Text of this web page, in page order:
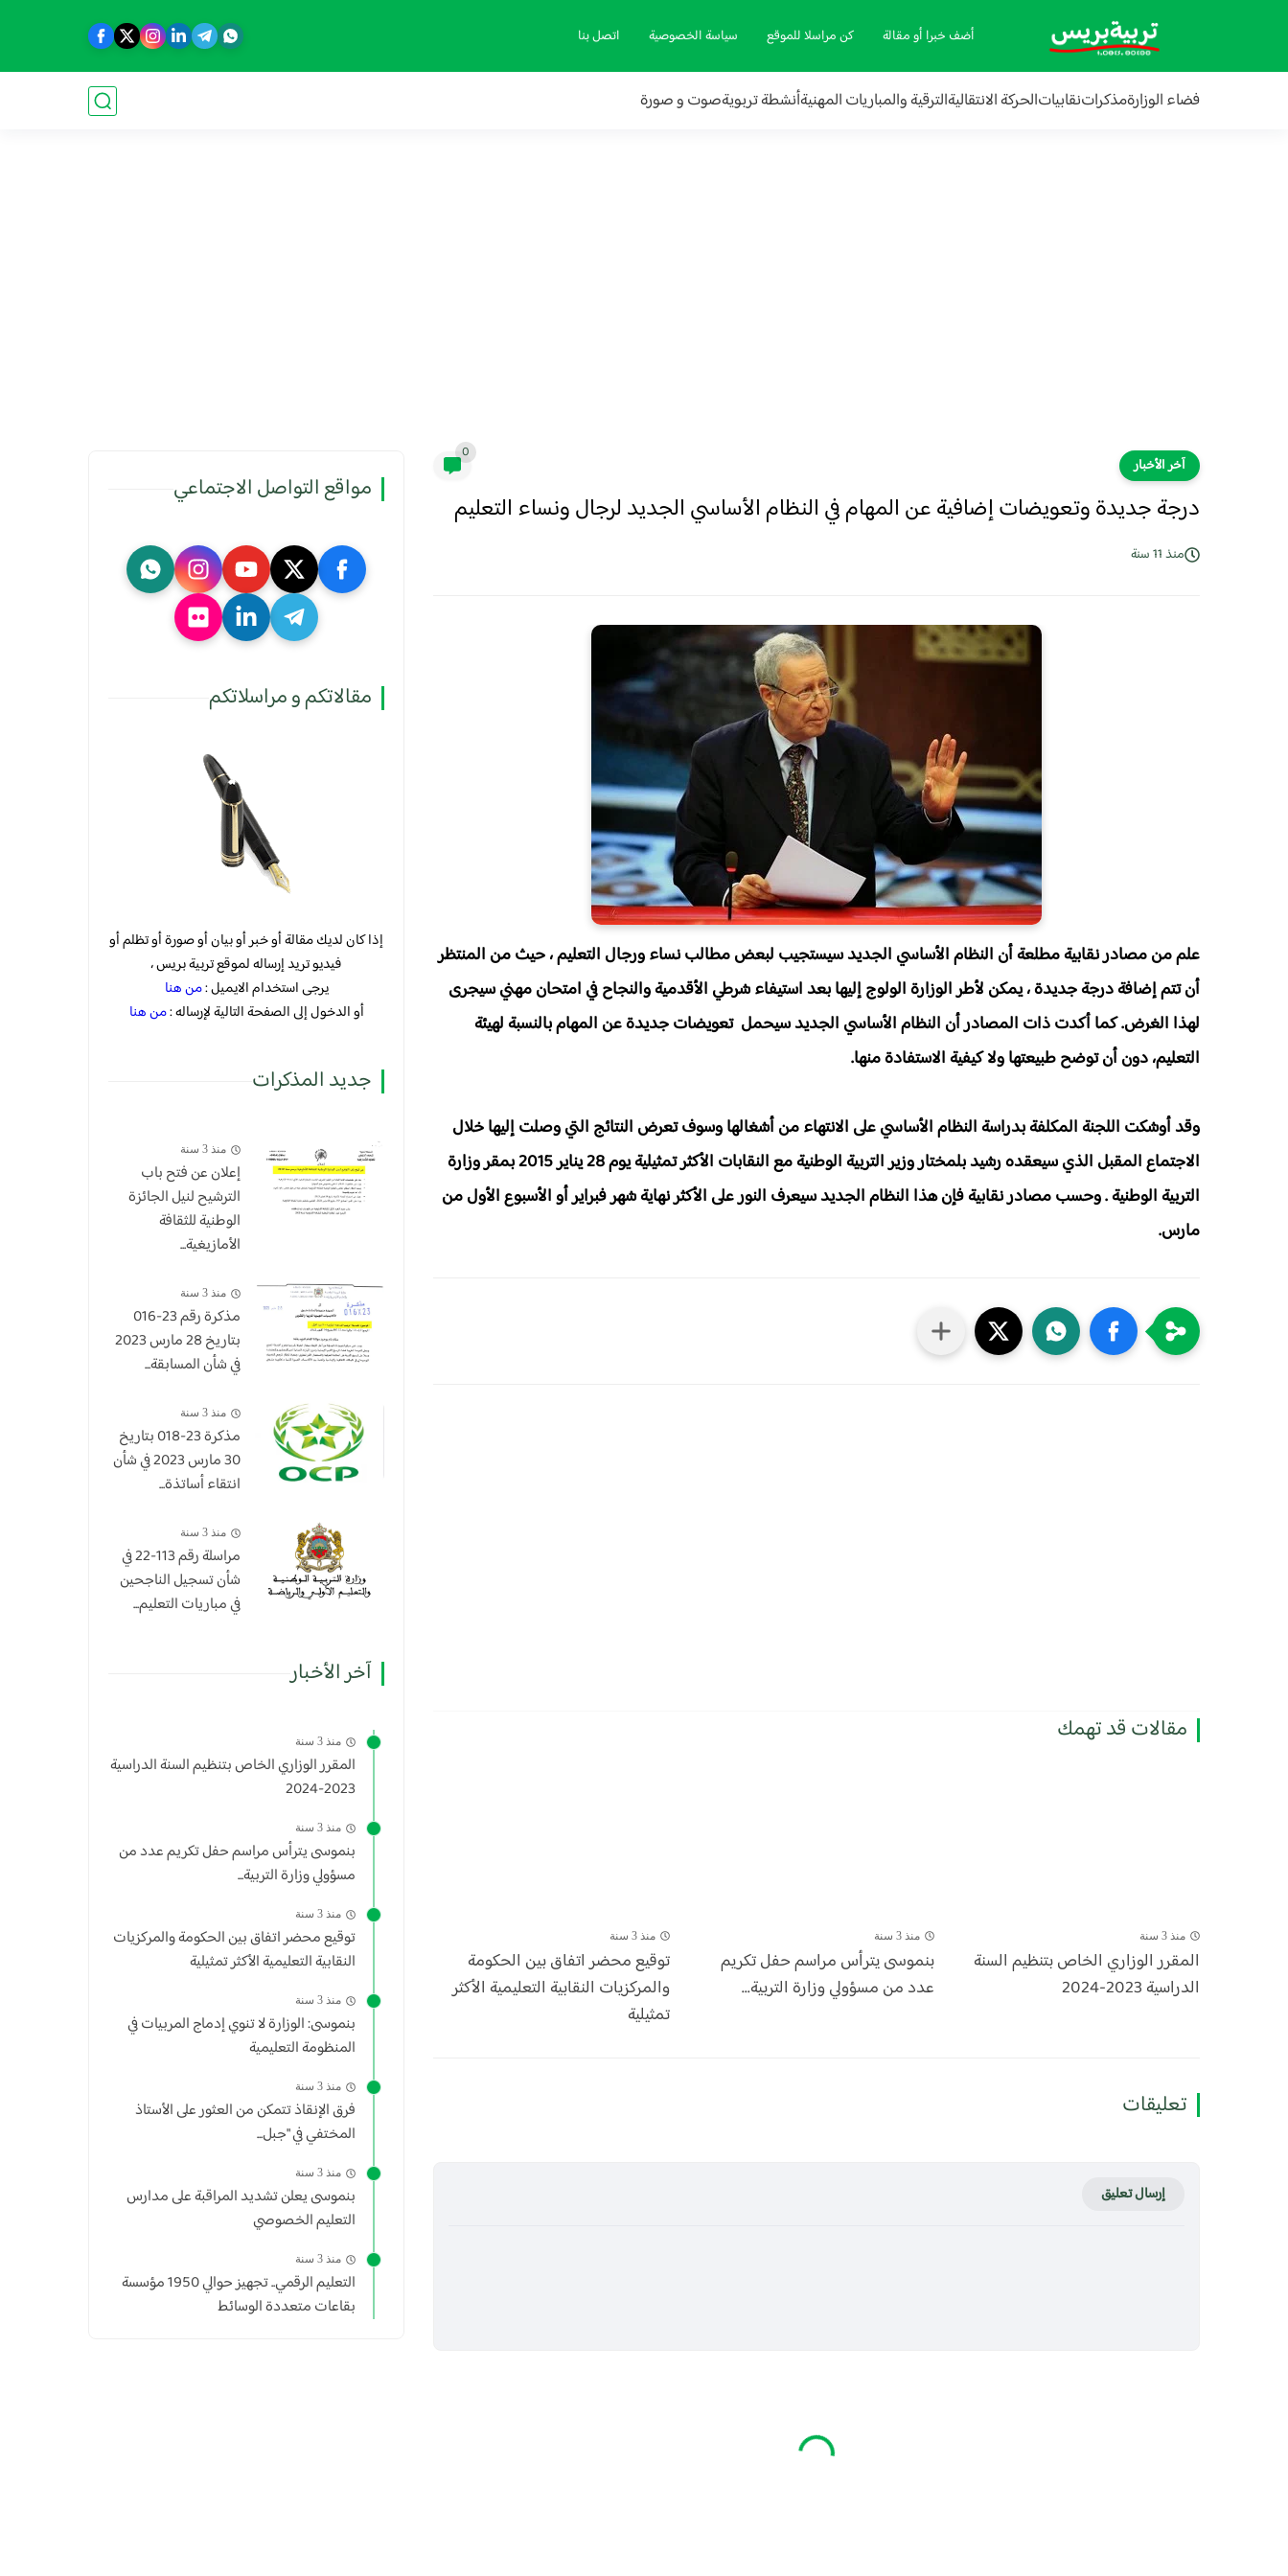
أضف خبرا أو مقالة كن مراسلا للموقع سياسة الخصوصية اتصل بنا
فضاء الوزارةمذكراتنقابياتالحركة الانتقاليةالترقية والمباريات المهنيةأنشطة تربويةصوت و صورة
آخر الأخبار
0
درجة جديدة وتعويضات إضافية عن المهام في النظام الأساسي الجديد لرجال ونساء التعليم
منذ 11 سنة
علم من مصادر نقابية مطلعة أن النظام الأساسي الجديد سيستجيب لبعض مطالب نساء ورجال التعليم ، حيث من المنتظر
أن تتم إضافة درجة جديدة ، يمكن لأطر الوزارة الولوج إليها بعد استيفاء شرطي الأقدمية والنجاح في امتحان مهني سيجرى
لهذا الغرض. كما أكدت ذات المصادر أن النظام الأساسي الجديد سيحمل تعويضات جديدة عن المهام بالنسبة لهيئة
التعليم، دون أن توضح طبيعتها ولا كيفية الاستفادة منها.
وقد أوشكت اللجنة المكلفة بدراسة النظام الأساسي على الانتهاء من أشغالها وسوف تعرض النتائج التي وصلت إليها خلال
الاجتماع المقبل الذي سيعقده رشيد بلمختار وزير التربية الوطنية مع النقابات الأكثر تمثيلية يوم 28 يناير 2015 بمقر وزارة
التربية الوطنية .وحسب مصادر نقابية فإن هذا النظام الجديد سيعرف النور على الأكثر نهاية شهر فبراير أو الأسبوع الأول من
مارس.
مقالات قد تهمك
منذ 3 سنة
المقرر الوزاري الخاص بتنظيم السنة
الدراسية 2023-2024
منذ 3 سنة
بنموسى يترأس مراسم حفل تكريم
عدد من مسؤولي وزارة التربية...
منذ 3 سنة
توقيع محضر اتفاق بين الحكومة
والمركزيات النقابية التعليمية الأكثر
تمثيلية
تعليقات
إرسال تعليق
مواقع التواصل الاجتماعي
مقالاتكم و مراسلاتكم
إذا كان لديك مقالة أو خبر أو بيان أو صورة أو تظلم أو
فيديو تريد إرساله لموقع تربية بريس ،
يرجى استخدام الايميل :من هنا
أو الدخول إلى الصفحة التالية لإرساله :من هنا
جديد المذكرات
منذ 3 سنة
إعلان عن فتح باب
الترشيح لنيل الجائزة
الوطنية للثقافة
الأمازيغية...
منذ 3 سنة
مذكرة رقم 23-016
بتاريخ 28 مارس 2023
في شأن المسابقة...
منذ 3 سنة
​مذكرة 23-018 بتاريخ
30 مارس 2023 في شأن
انتقاء أساتذة...
منذ 3 سنة
مراسلة رقم 113-22 في
شأن تسجيل الناجحين
في مباريات التعليم...
آخر الأخبار
منذ 3 سنة
المقرر الوزاري الخاص بتنظيم السنة الدراسية
2023-2024
منذ 3 سنة
بنموسى يترأس مراسم حفل تكريم عدد من
مسؤولي وزارة التربية...
منذ 3 سنة
توقيع محضر اتفاق بين الحكومة والمركزيات
النقابية التعليمية الأكثر تمثيلية
منذ 3 سنة
بنموسى: الوزارة لا تنوي إدماج المربيات في
المنظومة التعليمية
منذ 3 سنة
فرق الإنقاذ تتمكن من العثور على الأستاذ
المختفي في "جبل...
منذ 3 سنة
بنموسى يعلن تشديد المراقبة على مدارس
التعليم الخصوصي
منذ 3 سنة
التعليم الرقمي.. تجهيز حوالي 1950 مؤسسة
بقاعات متعددة الوسائط